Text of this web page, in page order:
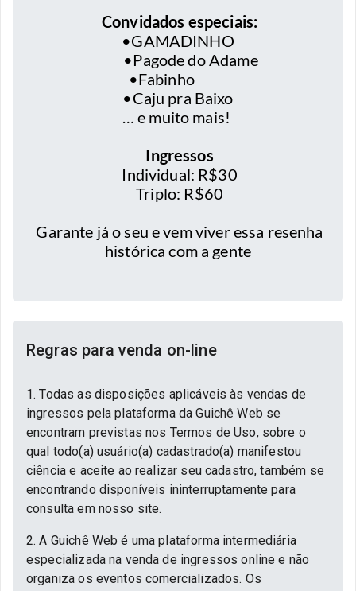
Convidados especiais:
•GAMADINHO
•Pagode do Adame
•Fabinho
•Caju pra Baixo
… e muito mais!
Ingressos
Individual: R$30
Triplo: R$60
Garante já o seu e vem viver essa resenha
histórica com a gente
Regras para venda on-line
1. Todas as disposições aplicáveis às vendas de
ingressos pela plataforma da Guichê Web se
encontram previstas nos Termos de Uso, sobre o
qual todo(a) usuário(a) cadastrado(a) manifestou
ciência e aceite ao realizar seu cadastro, também se
encontrando disponíveis ininterruptamente para
consulta em nosso site.
2. A Guichê Web é uma plataforma intermediária
especializada na venda de ingressos online e não
organiza os eventos comercializados. Os